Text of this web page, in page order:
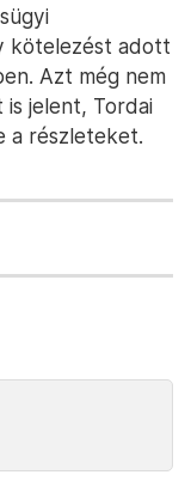
kötelezést adott
Azt még nem
jelent, Tordai
a részleteket.